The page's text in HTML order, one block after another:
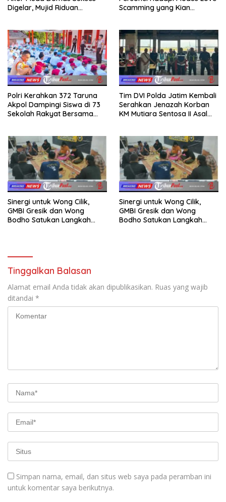
Digelar, Mujid Riduan
Scamming yang Kian
Polri Kerahkan 372 Taruna
Akpol Dampingi Siswa di 73
Sekolah Rakyat Bersama
Tim DVI Polda Jatim Kembali
Serahkan Jenazah Korban
KM Mutiara Sentosa II Asal
Sinergi untuk Wong Cilik,
GMBI Gresik dan Wong
Bodho Satukan Langkah
Sinergi untuk Wong Cilik,
GMBI Gresik dan Wong
Bodho Satukan Langkah
Tinggalkan Balasan
Alamat email Anda tidak akan dipublikasikan. Ruas yang wajib
ditandai *
Simpan nama, email, dan situs web saya pada peramban ini
untuk komentar saya berikutnya.